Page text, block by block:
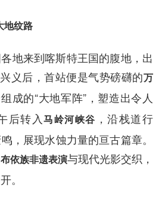
地纹路
地来到喀斯特王国的腹地，出
义后，首站便是气势磅礴的万
的“大地军阵”，塑造出令人
后转入马岭河峡谷 ，沿栈道行
，展现水蚀力量的亘古篇章。
布依族非遗表演与现代光影交织，
。